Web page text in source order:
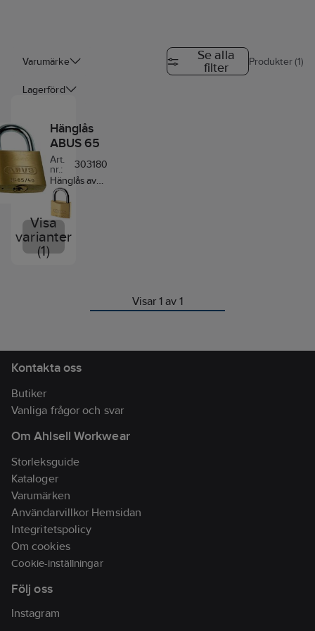
Varumärke
Lagerförd
Se alla
filter
Produkter (1)
Hänglås
ABUS 65
Art.
nr.:
303180
Hänglås av
mässing med
bygel av
härdat stål.
Storlek 30-
50 mm med
dubbelreglad
nycklar
Visa
varianter
(1)
Visar 1 av 1
Kontakta oss
Butiker
Vanliga frågor och svar
Om Ahlsell Workwear
Storleksguide
Kataloger
Varumärken
Användarvillkor Hemsidan
Integritetspolicy
Om cookies
Cookie-inställningar
Följ oss
Instagram